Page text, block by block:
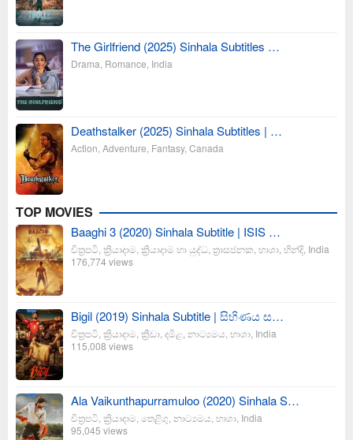
The Girlfriend (2025) Sinhala Subtitles …
Drama Romance India
Deathstalker (2025) Sinhala Subtitles | …
Action Adventure Fantasy, Canada
TOP MOVIES
Baaghi 3 (2020) Sinhala Subtitle | ISIS …
චිත්‍රපටි ක්‍රියාදාම ක්‍රියාදාම හා යුද්ධ ත්‍රාසජනක භාශා හින්දි India
176,774 views
Bigil (2019) Sinhala Subtitle | සිහිණය ස…
චිත්‍රපටි ක්‍රියාදාම ක්‍රීඩා දමිළ නාට්‍යමය භාශා India
115,008 views
Ala Vaikunthapurramuloo (2020) Sinhala S…
චිත්‍රපටි ක්‍රියාදාම තෙළිගු නාට්‍යමය භාශා India
95,045 views